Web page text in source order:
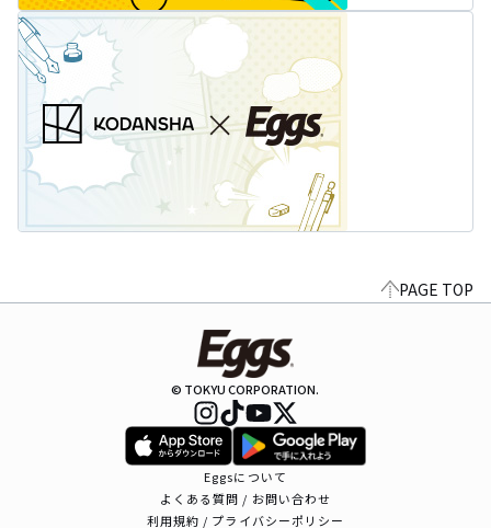
PAGE TOP
© TOKYU CORPORATION.
Eggsについて
よくある質問 / お問い合わせ
利用規約 / プライバシーポリシー